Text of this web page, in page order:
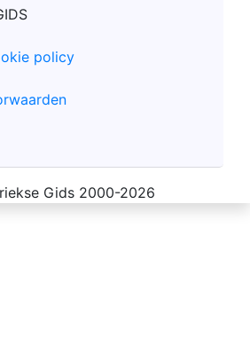
policy
Gids 2000-2026